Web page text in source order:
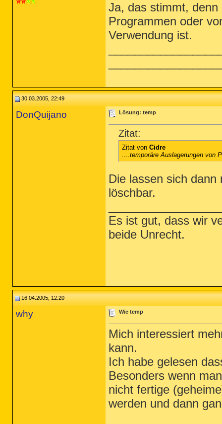
Ja, das stimmt,
Programmen oder
Verwendung ist.
30.03.2005, 22:49
DonQuijano Lösung: temp
Zitat:
Zitat von Cidre
....temporäre Auslagerungen von
Die lassen sich
löschbar.
Es ist gut, dass wir
beide Unrecht.
16.04.2005, 12:20
why Wie temp
Mich interessiert
kann.
Ich habe gelesen
Besonders wenn
nicht fertige
werden und dann